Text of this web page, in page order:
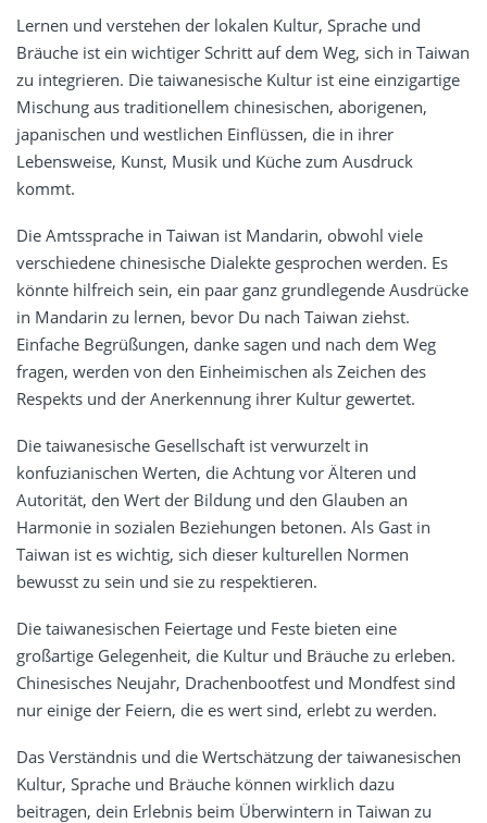
Lernen und verstehen der lokalen Kultur, Sprache und
Bräuche ist ein wichtiger Schritt auf dem Weg, sich in Taiwan
zu integrieren. Die taiwanesische Kultur ist eine einzigartige
Mischung aus traditionellem chinesischen, aborigenen,
japanischen und westlichen Einflüssen, die in ihrer
Lebensweise, Kunst, Musik und Küche zum Ausdruck
kommt.
Die Amtssprache in Taiwan ist Mandarin, obwohl viele
verschiedene chinesische Dialekte gesprochen werden. Es
könnte hilfreich sein, ein paar ganz grundlegende Ausdrücke
in Mandarin zu lernen, bevor Du nach Taiwan ziehst.
Einfache Begrüßungen, danke sagen und nach dem Weg
fragen, werden von den Einheimischen als Zeichen des
Respekts und der Anerkennung ihrer Kultur gewertet.
Die taiwanesische Gesellschaft ist verwurzelt in
konfuzianischen Werten, die Achtung vor Älteren und
Autorität, den Wert der Bildung und den Glauben an
Harmonie in sozialen Beziehungen betonen. Als Gast in
Taiwan ist es wichtig, sich dieser kulturellen Normen
bewusst zu sein und sie zu respektieren.
Die taiwanesischen Feiertage und Feste bieten eine
großartige Gelegenheit, die Kultur und Bräuche zu erleben.
Chinesisches Neujahr, Drachenbootfest und Mondfest sind
nur einige der Feiern, die es wert sind, erlebt zu werden.
Das Verständnis und die Wertschätzung der taiwanesischen
Kultur, Sprache und Bräuche können wirklich dazu
beitragen, dein Erlebnis beim Überwintern in Taiwan zu